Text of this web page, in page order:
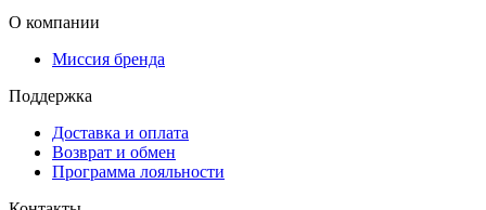
О компании
Миссия бренда
Поддержка
Доставка и оплата
Возврат и обмен
Программа лояльности